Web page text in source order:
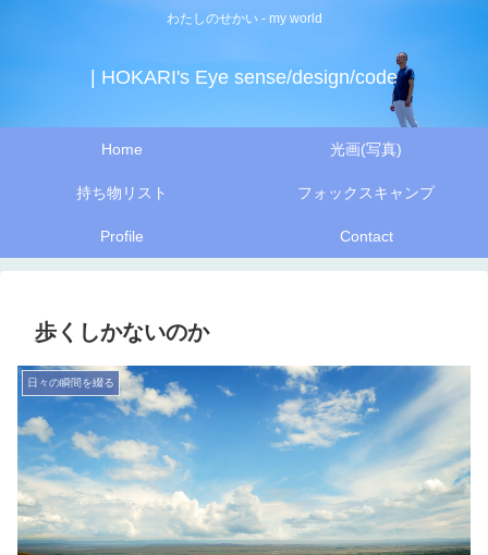
わたしのせかい - my world
| HOKARI's Eye sense/design/code
Home 光画(写真)
持ち物リスト フォックスキャンプ
Profile Contact
歩くしかないのか
日々の瞬間を綴る